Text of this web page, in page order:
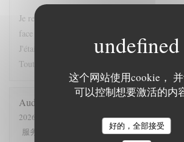
这个网站使用cookie，
可以控制想要激活的内
好的，全部接受
Je recommande cette adresse; très bien située,
face à l'entrée du chateau. La proposition du
J'étais accompagnée d'une enfant; elle a été
Tout était bon. La crêpe dessert du jour originale
Audrey
2026-05-16
- 19:45 - 来宾 4
服务
菜单:5/5 质价比:4/5